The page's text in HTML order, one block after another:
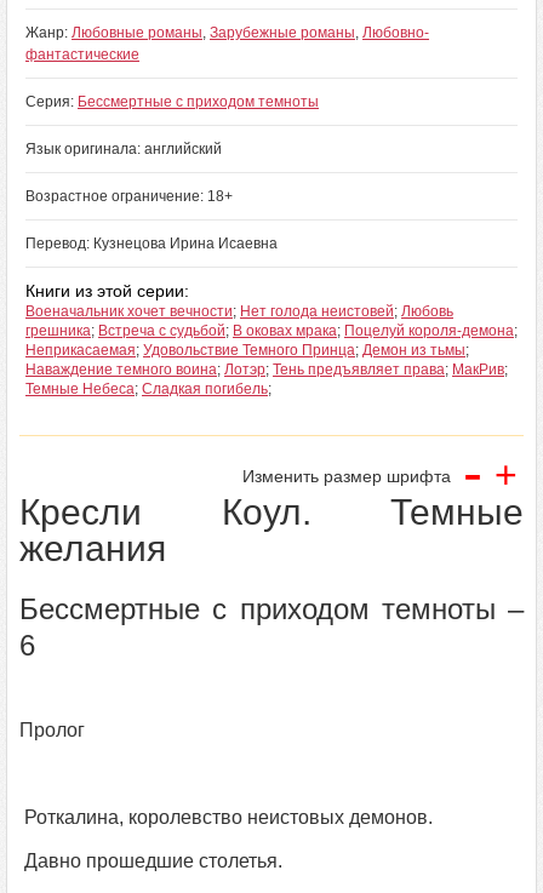
Жанр: Любовные романы, Зарубежные романы, Любовно-
фантастические
Серия: Бессмертные с приходом темноты
Язык оригинала: английский
Возрастное ограничение: 18+
Перевод: Кузнецова Ирина Исаевна
Книги из этой серии:
Военачальник хочет вечности; Нет голода неистовей; Любовь
грешника; Встреча с судьбой; В оковах мрака; Поцелуй короля-демона;
Неприкасаемая; Удовольствие Темного Принца; Демон из тьмы;
Наваждение темного воина; Лотэр; Тень предъявляет права; МакРив;
Темные Небеса; Сладкая погибель;
Изменить размер шрифта - +
Кресли Коул. Темные
желания
Бессмертные с приходом темноты –
6
Пролог
Роткалина, королевство неистовых демонов.
Давно прошедшие столетья.